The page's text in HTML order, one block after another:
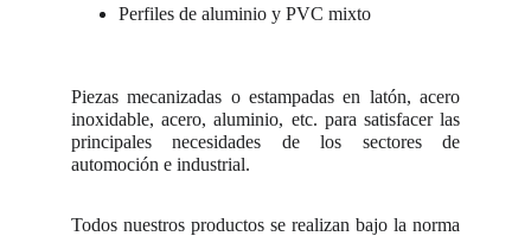
Perfiles de aluminio y PVC mixto
Piezas mecanizadas o estampadas en latón, acero
inoxidable, acero, aluminio, etc. para satisfacer las
principales necesidades de los sectores de
automoción e industrial.
Todos nuestros productos se realizan bajo la norma